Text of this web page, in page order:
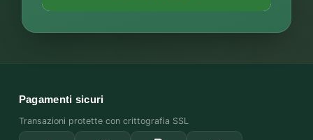
Pagamenti sicuri
Transazioni protette con crittografia SSL